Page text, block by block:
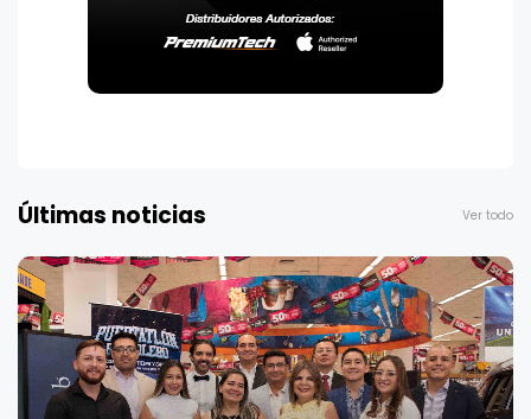
Últimas noticias Ver todo